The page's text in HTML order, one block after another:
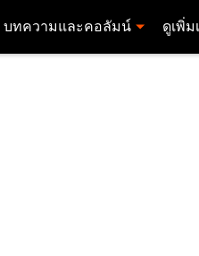
บทความและคอลัมน์ ดูเพิ่ม